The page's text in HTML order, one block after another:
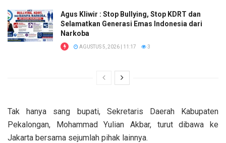
Agus Kliwir : Stop Bullying, Stop KDRT dan
Selamatkan Generasi Emas Indonesia dari
Narkoba
AGUSTUS 5, 2026 | 11:17 3
Tak hanya sang bupati, Sekretaris Daerah Kabupaten
Pekalongan, Mohammad Yulian Akbar, turut dibawa ke
Jakarta bersama sejumlah pihak lainnya.